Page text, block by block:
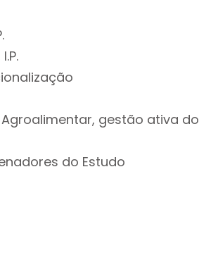
Agroalimentar, gestão ativa do
do Estudo